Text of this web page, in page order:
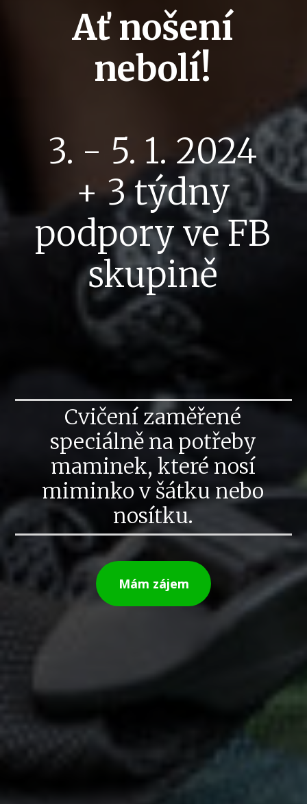
Ať nošení
nebolí!
3. - 5. 1. 2024
+ 3 týdny
podpory ve FB
skupině
Cvičení zaměřené
speciálně na potřeby
maminek, které nosí
miminko v šátku nebo
nosítku.
Mám zájem